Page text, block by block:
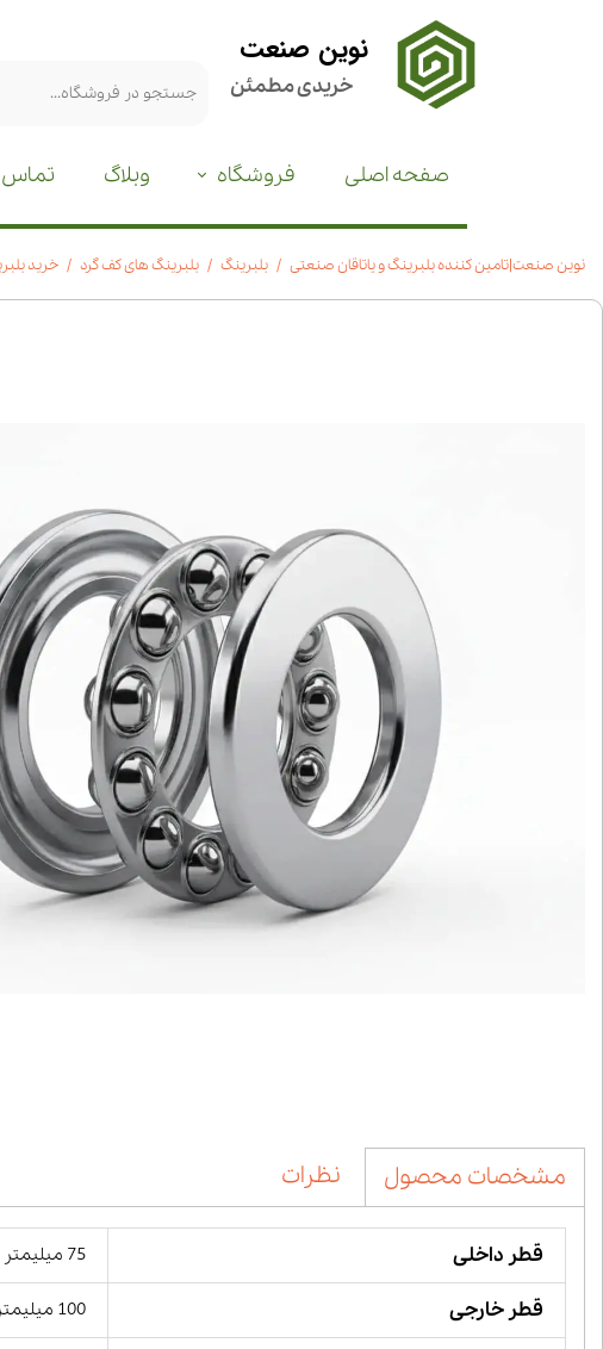
نوین صنعت
خریدی مطمئن
صفحه اصلی فروشگاه وبلاگ تماس
نوین صنعت|تامین کننده بلبرینگ و یاتاقان صنعتی بلبرینگ بلبرینگ های کف گرد خرید بلبرینگ کف
مشخصات محصول نظرات
قطر داخلی 75 میلیمتر
قطر خارجی 100 میلیمتر